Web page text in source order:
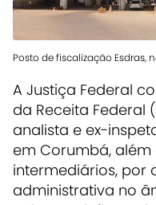
Posto de fiscalização
A Justiça Federal
da Receita Federal
analista e ex-
em Corumbá,
intermediários,
administrativa no